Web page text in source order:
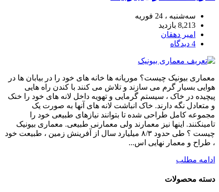
سه‌شنبه ، 24 فوریه
8,213 بازدید
امیر دهقان
4 دیدگاه
معماری بیونیک چیست؟ موریانه ها خانه های خود را در بیابان ها در
هوایی بسیار گرم می سازند و تلاش می کنند با کندن راه هایی
پیچیده در خاک ، سیستم گرمایی و تهویه داخل لانه های خود را خنک
و متعادل نگه دارند. خاک انباشت لانه های آنها به صورت یک
مجموعه کامل طراحی شده تا بتوانند نیازهای طبیعی خود را
تامینکنند. اینها نیز معمارند ولی معمارنی طبیعی. معماری بیونیک
چیست ؟ طی حدود ۸/۳ میلیارد سال از آفرینش زمین ، طبیعت خود
، طراح و معمار نهایی اس...
ادامه مطلب
دسته محصولات